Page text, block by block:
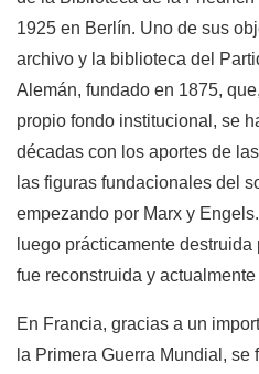
1925 en Berlín. Uno de sus
archivo y la biblioteca del
Alemán, fundado en 1875,
propio fondo institucional, se
décadas con los aportes de
las figuras fundacionales del
empezando por Marx y
luego prácticamente
fue reconstruida y
En Francia, gracias a un
la Primera Guerra Mundial, se